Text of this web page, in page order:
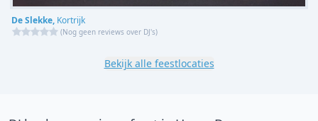
De Slekke, Kortrijk
(Nog geen reviews over DJ's)
Bekijk alle feestlocaties